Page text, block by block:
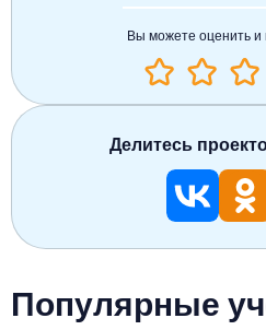
Популярные
Вы можете оценить и
Делитесь